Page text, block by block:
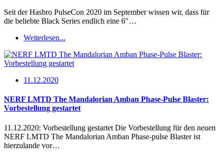
Seit der Hasbro PulseCon 2020 im September wissen wir, dass für
die beliebte Black Series endlich eine 6″…
Weiterlesen...
11.12.2020
NERF LMTD The Mandalorian Amban Phase-Pulse Blaster:
Vorbestellung gestartet
11.12.2020: Vorbestellung gestartet Die Vorbestellung für den neuen
NERF LMTD The Mandalorian Amban Phase-pulse Blaster ist
hierzulande vor…